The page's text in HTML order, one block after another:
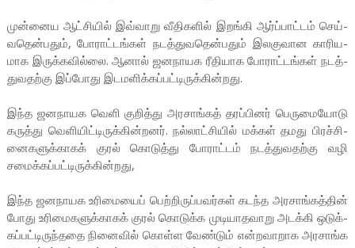
முன்­னைய ஆட்­சியில் இவ்­வாறு வீதி­களில் இறங்கி ஆர்ப்­பாட்டம் செய்­
வ­தென்­பதும், போராட்­டங்கள் நடத்­து­வ­தென்­பதும் இல­கு­வான காரி­ய­
மாக இருக்­க­வில்லை. ஆனால் ஜன­நா­யக ரீதி­யாக போராட்­டங்கள் நடத்­
து­வ­தற்கு இப்­போது இட­ம­ளிக்­கப்­பட்­டி­ருக்­கின்­றது.
இந்த ஜன­நா­யக வெளி குறித்து அர­சாங்கத் தரப்­பினர் பெரு­மை­யோடு
கருத்து வெளி­யிட்­டி­ருக்­கின்­றனர். நல்­லாட்­சியில் மக்கள் தமது பிரச்­சி­
னை­க­ளுக்­காகக் குரல் கொடுத்து போராட்டம் நடத்­து­வ­தற்கு வழி
சமைக்­கப்­பட்­டி­ருக்­கின்­றது,
இந்த ஜன­நா­யக உரி­மையைப் பெற்­றி­ருப்­ப­வர்கள் கடந்த அர­சாங்­கத்தின்
போது உரி­மை­க­ளுக்­காகக் குரல் கொடுக்க முடி­யா­த­வாறு அடக்கி ஒடுக்­
கப்­பட்­டி­ருந்­ததை நினைவில் கொள்ள வேண்டும் என்­ற­வா­றாக அர­சாங்க